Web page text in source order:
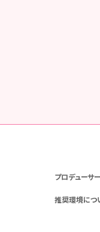
プロデューサー
推奨環境につ